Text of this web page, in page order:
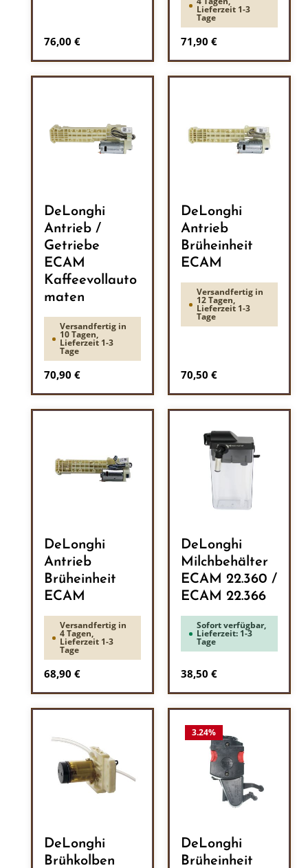
Regulärer Preis:
76,00 €
Lieferzeit 1-3
Tage
Regulärer Preis:
71,90 €
DeLonghi
Antrieb /
Getriebe
ECAM
Kaffeevollauto
maten
Versandfertig in
10 Tagen,
Lieferzeit 1-3
Tage
Regulärer Preis:
70,90 €
DeLonghi
Antrieb
Brüheinheit
ECAM
Versandfertig in
12 Tagen,
Lieferzeit 1-3
Tage
Regulärer Preis:
70,50 €
DeLonghi
Antrieb
Brüheinheit
ECAM
Versandfertig in
4 Tagen,
Lieferzeit 1-3
Tage
Regulärer Preis:
68,90 €
DeLonghi
Milchbehälter
ECAM 22.360 /
ECAM 22.366
Sofort verfügbar,
Lieferzeit: 1-3
Tage
Regulärer Preis:
38,50 €
DeLonghi
Brühkolben
3.24%
DeLonghi
Brüheinheit